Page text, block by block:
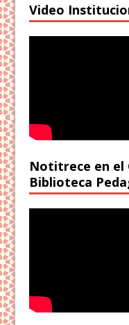
Video
Notitrece en el
Biblioteca